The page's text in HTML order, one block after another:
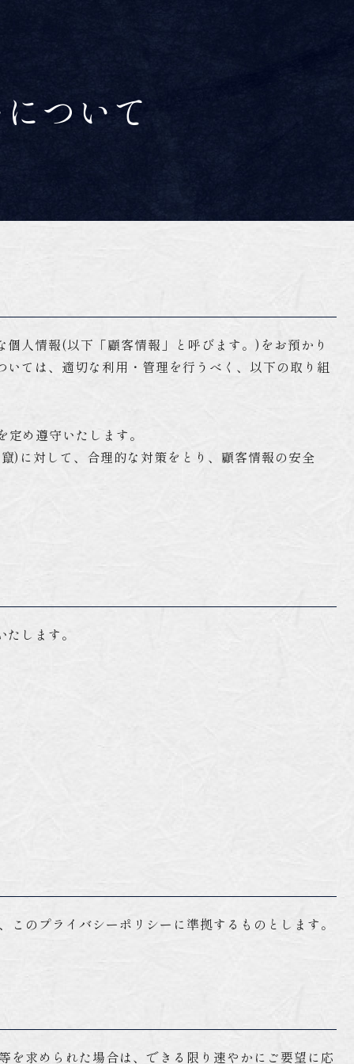
ついて
人情報(以下「顧客情報」と呼びます。)をお預かり
ては、適切な利用・管理を行うべく、以下の取り組
め遵守いたします。
)に対して、合理的な対策をとり、顧客情報の安全
します。
のプライバシーポリシーに準拠するものとします。
を求められた場合は、できる限り速やかにご要望に応